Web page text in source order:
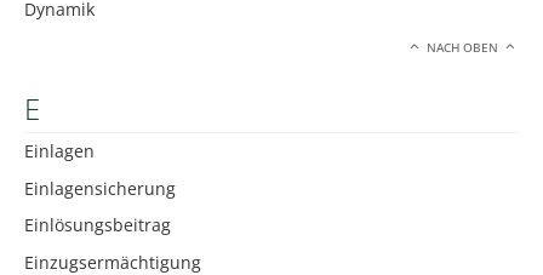
Dynamik
NACH OBEN
E
Einlagen
Einlagensicherung
Einlösungsbeitrag
Einzugsermächtigung